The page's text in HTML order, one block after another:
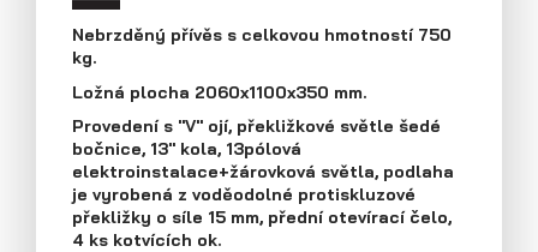
Navštivte nás
Průmyslová 2081, 594 01 Velké Meziříčí
Tel: +420 566 653 311
Fax: +420 566 653 368
E-mail: obchod@agados.cz
Sledujte nás
Přívěsy s koly vedle ložné plochy
(plechové bočnice)
Nebrzděný přívěs s celkovou hmotností 750
kg.
Ložná plocha 2060x1100x350 mm.
Provedení s "V" ojí, překližkové světle šedé
bočnice, 13" kola, 13pólová
elektroinstalace+žárovková světla, podlaha
je vyrobená z voděodolné protiskluzové
překližky o síle 15 mm, přední otevírací čelo,
4 ks kotvících ok.